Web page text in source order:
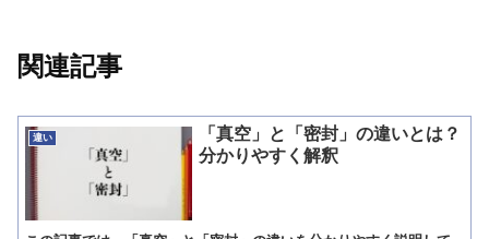
関連記事
違い
「真空」と「密封」の違いとは？
分かりやすく解釈